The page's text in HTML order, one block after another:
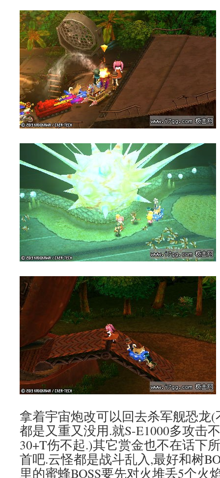
拿着宇宙炮改可以回去杀军舰恐龙
都是又重又没用.就S-E1000多攻击
30+T伤不起.)其它赏金也不在话下
首吧.云怪都是战斗乱入,最好和树
里的蜜蜂BOSS要先对火堆丢5个火